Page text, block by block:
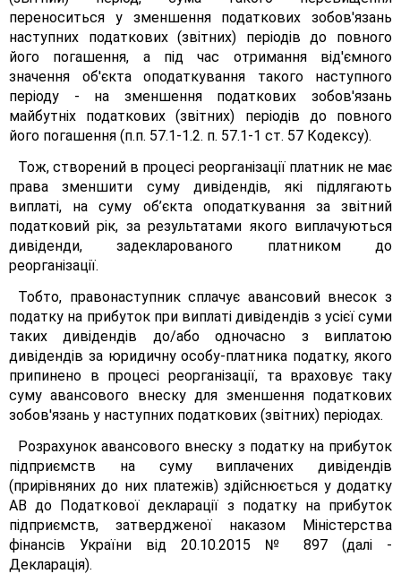
переноситься у зменшення податкових зобов'язань
наступних податкових (звітних) періодів до повного
його погашення, а під час отримання від'ємного
значення об'єкта оподаткування такого наступного
періоду - на зменшення податкових зобов'язань
майбутніх податкових (звітних) періодів до повного
його погашення (п.п. 57.1-1.2. п. 57.1-1 ст. 57 Кодексу).
Тож, створений в процесі реорганізації платник не має
права зменшити суму дивідендів, які підлягають
виплаті, на суму об’єкта оподаткування за звітний
податковий рік, за результатами якого виплачуються
дивіденди, задекларованого платником до
реорганізації.
Тобто, правонаступник сплачує авансовий внесок з
податку на прибуток при виплаті дивідендів з усієї суми
таких дивідендів до/або одночасно з виплатою
дивідендів за юридичну особу-платника податку, якого
припинено в процесі реорганізації, та враховує таку
суму авансового внеску для зменшення податкових
зобов'язань у наступних податкових (звітних) періодах.
Розрахунок авансового внеску з податку на прибуток
підприємств на суму виплачених дивідендів
(прирівняних до них платежів) здійснюється у додатку
АВ до Податкової декларації з податку на прибуток
підприємств, затвердженої наказом Міністерства
фінансів України від 20.10.2015 № 897 (далі -
Декларація).